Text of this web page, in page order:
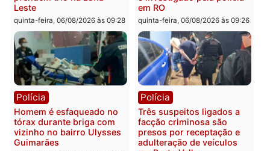
Polícia
Policiais militares
recuperam moto furtada e
prendem trio na zona
Leste
quinta-feira, 06/08/2026 às 09:28
Polícia
Jovem é encontrado
na Rua dos Cravos e
é investigado pela
em RO
quinta-feira, 06/08/2026 às